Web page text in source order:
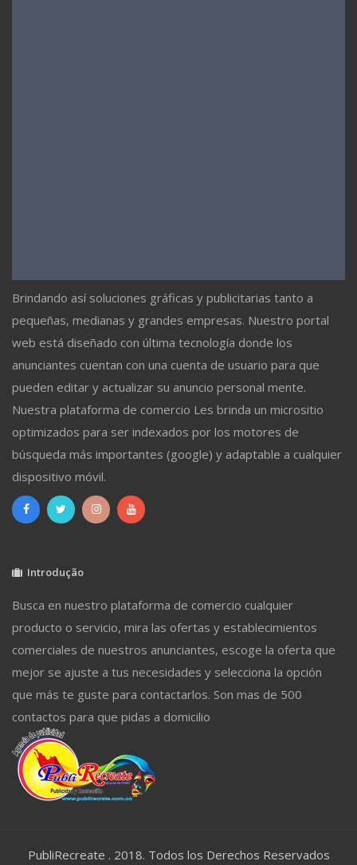
Brindando así soluciones gráficas y publicitarias tanto a
pequeñas, medianas y grandes empresas. Nuestro portal
web está diseñado con última tecnología donde los
anunciantes cuentan con una cuenta de usuario para que
pueden editar y actualizar su anuncio personal mente.
Nuestra plataforma de comercio Les brinda un micrositio
optimizados para ser indexados por los motores de
búsqueda más importantes (google) y adaptable a cualquier
dispositivo móvil.
Introdução
Busca en nuestro plataforma de comercio cualquier
producto o servicio, mira las ofertas y establecimientos
comerciales de nuestros anunciantes, escoge la oferta que
mejor se ajuste a tus necesidades y selecciona la opción
que más te guste para contactarlos. Son mas de 500
contactos para que pidas a domicilio
PubliRecreate . 2018. Todos los Derechos Reservados